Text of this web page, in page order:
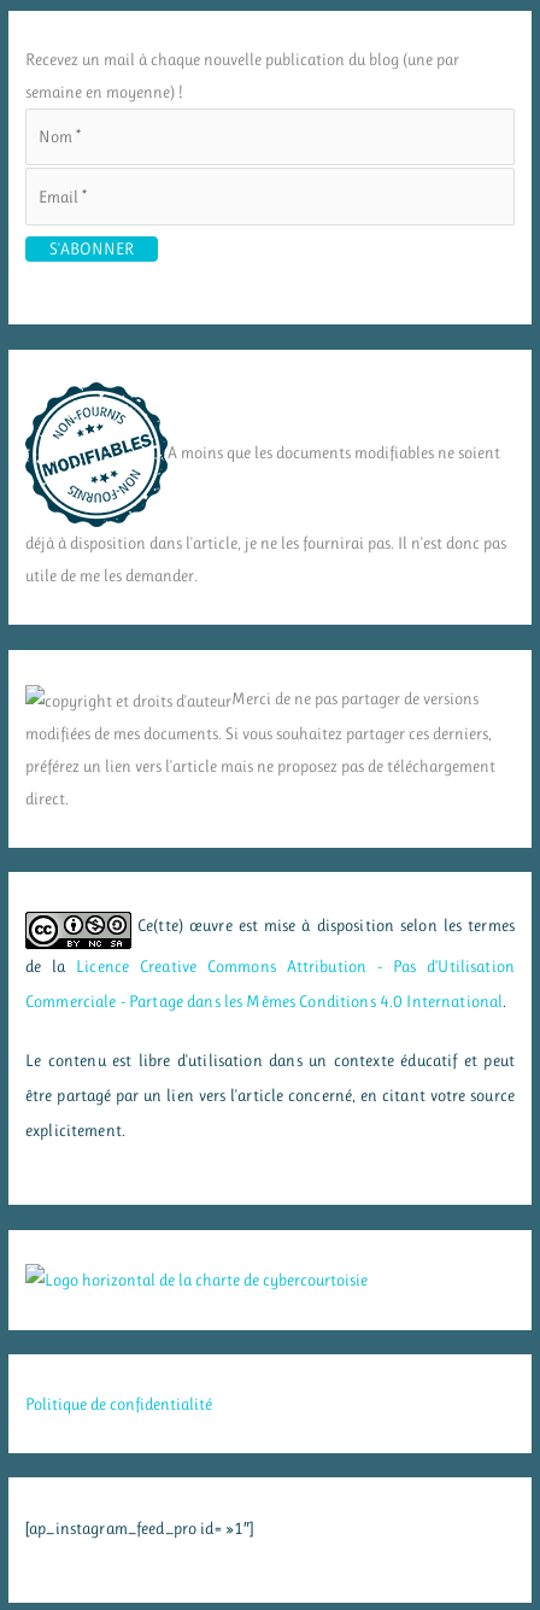
Recevez un mail à chaque nouvelle publication du blog (une par
semaine en moyenne) !
A moins que les documents modifiables ne soient
déjà à disposition dans l'article, je ne les fournirai pas. Il n'est donc pas
utile de me les demander.
Merci de ne pas partager de versions
modifiées de mes documents. Si vous souhaitez partager ces derniers,
préférez un lien vers l'article mais ne proposez pas de téléchargement
direct.
Ce(tte) œuvre est mise à disposition selon les termes
de la Licence Creative Commons Attribution - Pas d’Utilisation
Commerciale - Partage dans les Mêmes Conditions 4.0 International
Le contenu est libre d'utilisation dans un contexte éducatif et peut
être partagé par un lien vers l'article concerné, en citant votre source
explicitement.
Politique de confidentialité
[ap_instagram_feed_pro id= »1″]